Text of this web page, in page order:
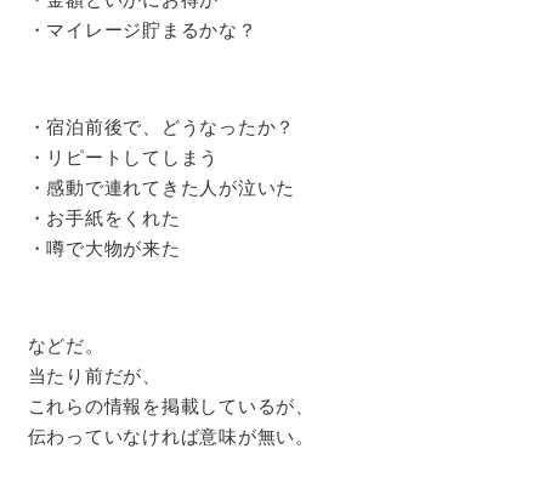
・マイレージ貯まるかな？
・宿泊前後で、どうなったか？
・リピートしてしまう
・感動で連れてきた人が泣いた
・お手紙をくれた
・噂で大物が来た
などだ。
当たり前だが、
これらの情報を掲載しているが、
伝わっていなければ意味が無い。